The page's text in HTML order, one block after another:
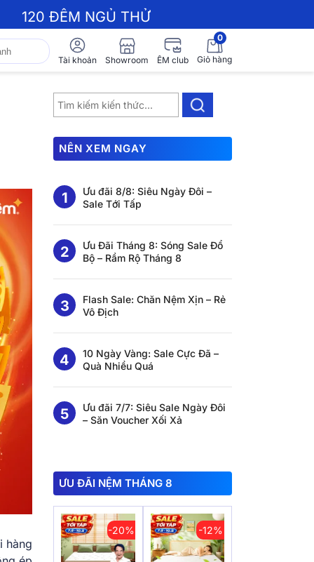
120 ĐÊM NGỦ THỬ
Tài khoản Showroom ÊM club
0
Giỏ hàng
hàng
NÊN XEM NGAY
Ưu đãi 8/8: Siêu Ngày Đôi –
Sale Tới Tấp
Ưu Đãi Tháng 8: Sóng Sale Đổ
Bộ – Rầm Rộ Tháng 8
Flash Sale: Chăn Nệm Xịn – Rẻ
Vô Địch
10 Ngày Vàng: Sale Cực Đã –
Quà Nhiều Quá
Ưu đãi 7/7: Siêu Sale Ngày Đôi
– Săn Voucher Xối Xả
ƯU ĐÃI NỆM THÁNG 8
-20% -12%